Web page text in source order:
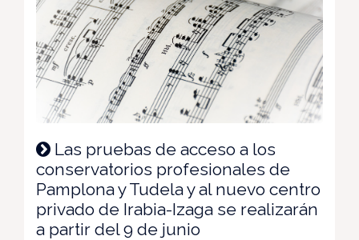
Las pruebas de acceso a los
conservatorios profesionales de
Pamplona y Tudela y al nuevo centro
privado de Irabia-Izaga se realizarán
a partir del 9 de junio